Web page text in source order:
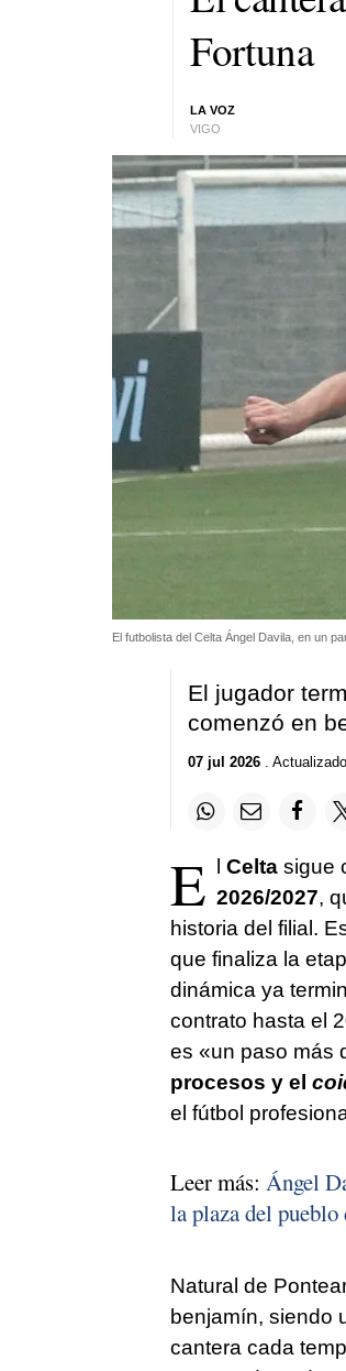
Fortuna
LA VOZ
VIGO
El futbolista del Celta Ángel Davila, en un
El jugador
comenzó en
07 jul 2026.
E l Celtasigue
2026/2027,
historia del filial.
que finaliza la
dinámica ya
contrato hasta el
es «un paso más
procesos y el
el fútbol
Leer más: Ángel
la plaza del pueblo
Natural de
benjamín, siendo
cantera cada